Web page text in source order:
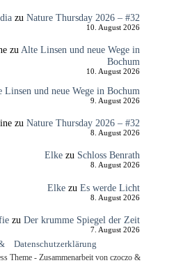
zu Nature Thursday 2026 – #32
10. August 2026
zu Alte Linsen und neue Wege in
Bochum
10. August 2026
Linsen und neue Wege in Bochum
9. August 2026
zu Nature Thursday 2026 – #32
8. August 2026
Elkezu Schloss Benrath
8. August 2026
Elkezu Es werde Licht
8. August 2026
zu Der krumme Spiegel der Zeit
7. August 2026
Datenschutzerklärung
Theme - Zusammenarbeit von czoczo &